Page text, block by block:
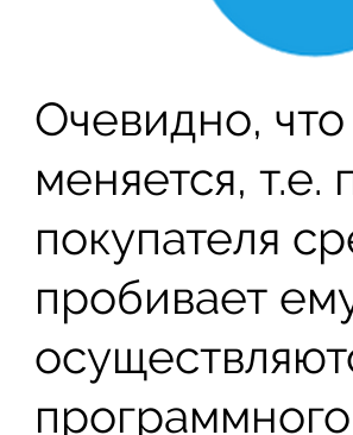
Очевидно,
меняется,
покупателя
пробивает